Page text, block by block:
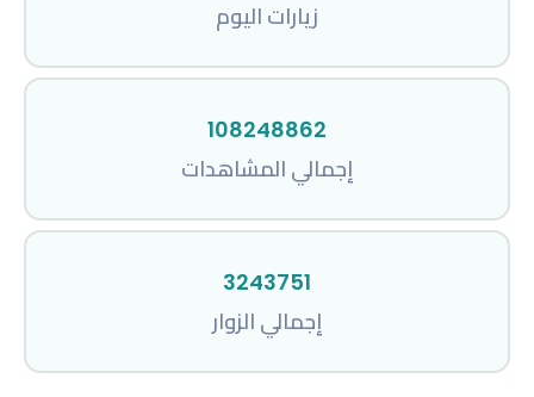
زيارات اليوم
108248862
إجمالي المشاهدات
3243751
إجمالي الزوار